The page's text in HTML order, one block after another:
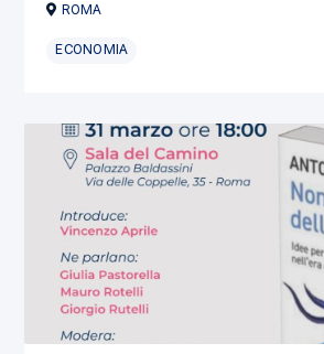
ROMA
ECONOMIA